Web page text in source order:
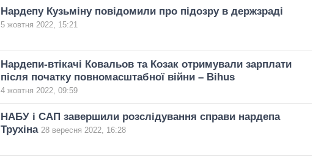
Нардепу Кузьміну повідомили про підозру в держзраді
5 жовтня 2022, 15:21
Нардепи-втікачі Ковальов та Козак отримували зарплати
після початку повномасштабної війни – Bihus
4 жовтня 2022, 09:59
НАБУ і САП завершили розслідування справи нардепа
Трухіна 28 вересня 2022, 16:28